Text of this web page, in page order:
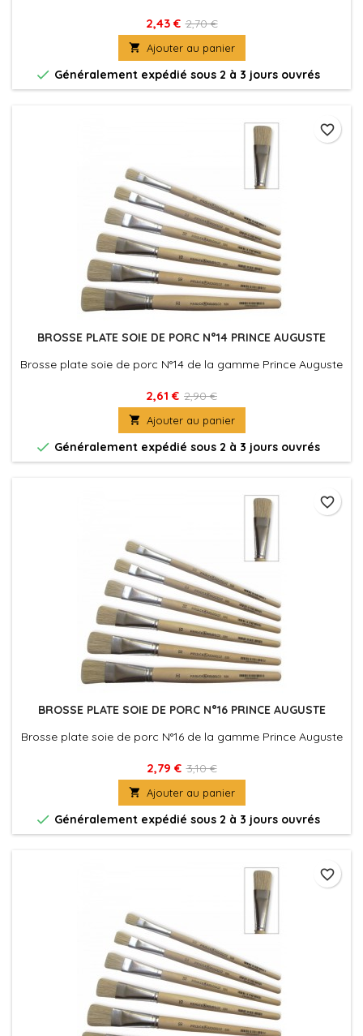
2,43 € 2,70 €
 Ajouter au panier
 Généralement expédié sous 2 à 3 jours ouvrés
BROSSE PLATE SOIE DE PORC N°14 PRINCE AUGUSTE
Brosse plate soie de porc N°14 de la gamme Prince Auguste
2,61 € 2,90 €
 Ajouter au panier
 Généralement expédié sous 2 à 3 jours ouvrés
favorite_border
BROSSE PLATE SOIE DE PORC N°16 PRINCE AUGUSTE
Brosse plate soie de porc N°16 de la gamme Prince Auguste
2,79 € 3,10 €
 Ajouter au panier
 Généralement expédié sous 2 à 3 jours ouvrés
favorite_border
favorite_border